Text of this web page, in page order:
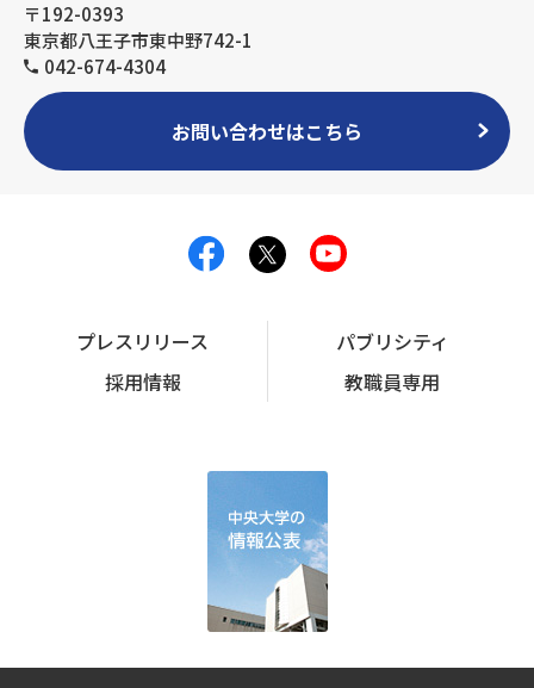
〒192-0393
東京都八王子市東中野742-1
042-674-4304
お問い合わせはこちら
プレスリリース
パブリシティ
採用情報
教職員専用